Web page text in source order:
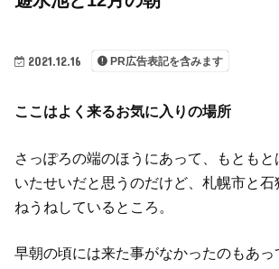
2021.12.16 PR広告表記を含みます
ここはよく来るお気に入りの場所
さっぽろの端のほうにあって、もとも
いたせいだと思うのだけど、札幌市と石
ねうねしているところ。
早朝の頃には来た事がなかったのもあっ